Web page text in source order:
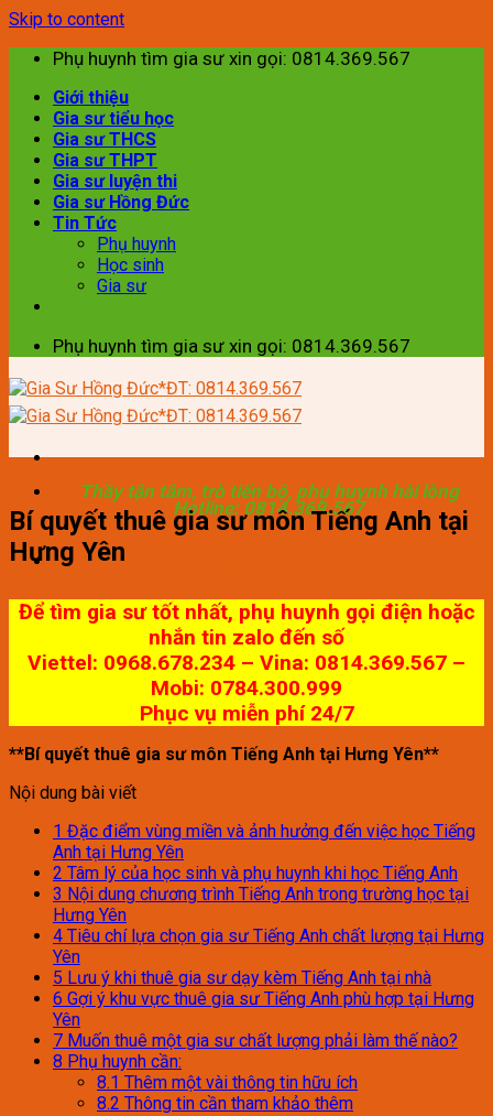
Skip to content
Phụ huynh tìm gia sư xin gọi: 0814.369.567
Giới thiệu
Gia sư tiểu học
Gia sư THCS
Gia sư THPT
Gia sư luyện thi
Gia sư Hồng Đức
Tin Tức
Phụ huynh
Học sinh
Gia sư
Phụ huynh tìm gia sư xin gọi: 0814.369.567
Thầy tận tâm, trò tiến bộ, phụ huynh hài lòng
Hotline: 0814.369.567
Bí quyết thuê gia sư môn Tiếng Anh tại
Hưng Yên
Để tìm gia sư tốt nhất, phụ huynh gọi điện hoặc
nhắn tin zalo đến số
Viettel: 0968.678.234 – Vina: 0814.369.567 –
Mobi: 0784.300.999
Phục vụ miễn phí 24/7
**Bí quyết thuê gia sư môn Tiếng Anh tại Hưng Yên**
Nội dung bài viết
1 Đặc điểm vùng miền và ảnh hưởng đến việc học Tiếng
Anh tại Hưng Yên
2 Tâm lý của học sinh và phụ huynh khi học Tiếng Anh
3 Nội dung chương trình Tiếng Anh trong trường học tại
Hưng Yên
4 Tiêu chí lựa chọn gia sư Tiếng Anh chất lượng tại Hưng
Yên
5 Lưu ý khi thuê gia sư dạy kèm Tiếng Anh tại nhà
6 Gợi ý khu vực thuê gia sư Tiếng Anh phù hợp tại Hưng
Yên
7 Muốn thuê một gia sư chất lượng phải làm thế nào?
8 Phụ huynh cần:
8.1 Thêm một vài thông tin hữu ích
8.2 Thông tin cần tham khảo thêm